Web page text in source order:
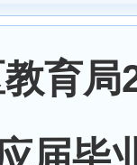
育
届毕